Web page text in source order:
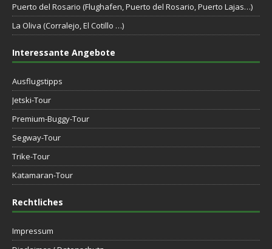
Puerto del Rosario (Flughafen, Puerto del Rosario, Puerto Lajas…)
La Oliva (Corralejo, El Cotillo …)
Interessante Angebote
Ausflugstipps
Jetski-Tour
Premium-Buggy-Tour
Segway-Tour
Trike-Tour
Katamaran-Tour
Rechtliches
Impressum